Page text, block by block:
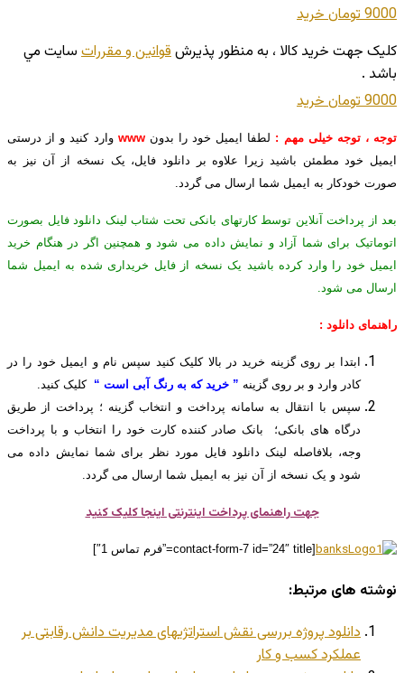
9000 تومان
خريد
کليک جهت خريد کالا ، به منظور پذيرشقوانين و مقررات سايت مي
باشد .
9000 تومان
خريد
توجه ، توجه خیلی مهم : لطفا ایمیل خود را بدون www وارد کنید و از درستی
ایمیل خود مطمئن باشید زیرا علاوه بر دانلود فایل، یک نسخه از آن نیز به
صورت خودکار به ایمیل شما ارسال می گردد.
بعد از پرداخت آنلاین توسط کارتهای بانکی تحت شتاب لینک دانلود فایل بصورت
اتوماتیک برای شما آزاد و نمایش داده می شود و همچنین اگر در هنگام خرید
ایمیل خود را وارد کرده باشید یک نسخه از فایل خریداری شده به ایمیل شما
ارسال می شود.
راهنمای دانلود :
ابتدا بر روی گزینه خرید در بالا کلیک کنید سپس نام و ایمیل خود را در
کادر وارد و بر روی گزینه ” خرید که به رنگ آبی است “ کلیک کنید.
سپس با انتقال به سامانه پرداخت و انتخاب گزینه ؛ پرداخت از طریق
درگاه های بانکی؛ بانک صادر کننده کارت خود را انتخاب و با پرداخت
وجه، بلافاصله لینک دانلود فایل مورد نظر برای شما نمایش داده می
شود و یک نسخه از آن نیز به ایمیل شما ارسال می گردد.
جهت راهنمای پرداخت اینترنتی اینجا کلیک کنید
[contact-form-7 id=”24″ title=”فرم تماس 1″]
نوشته های مرتبط:
دانلود پروژه بررسی نقش استراتژیهای مدیریت دانش رقابتی بر
عملکرد کسب و کار